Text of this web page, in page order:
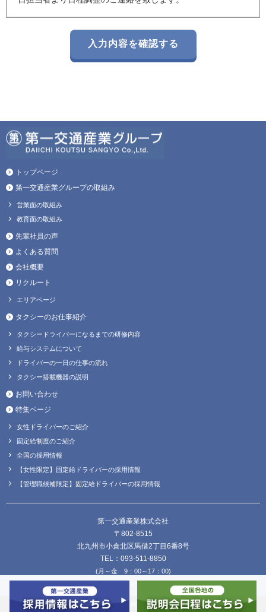
トップページ
第一交通産業グループの取組み
営業面の取組み
教育面の取組み
先輩社員の声
よくある質問
会社概要
リクルート
エリアページ
タクシーのお仕事紹介
タクシードライバーになるまでの研修内容
給与システムについて
ドライバーの一日の仕事の流れ
タクシー搭載機器の説明
お問い合わせ
特集ページ
女性ドライバーのご紹介
固定給制度のご紹介
全国の採用情報
【女性限定】固定給ドライバーの採用情報
【管理職候補限定】固定給ドライバーの採用情報
第一交通産業株式会社
〒802-8515
北九州市小倉北区馬借2丁目6番8号
TEL：093-511-8850
(月～金 9：00～17：00)
FAX：093-511-8838
Copyright © DAIICHI KOUTSU SANGYO Co.,Ltd. all Rights Reserved.